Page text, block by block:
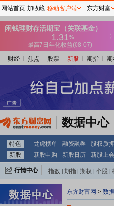
财经 焦点 股票 新股 期指 期
数据中心
特色 龙虎榜单 融资融券 股权质押
新股
新股申购 新股日历 新股上会
行情中心 指数 期指 期权 个股
东方财富网 > 数
网站首页 加收藏 移动客户端 东方财富